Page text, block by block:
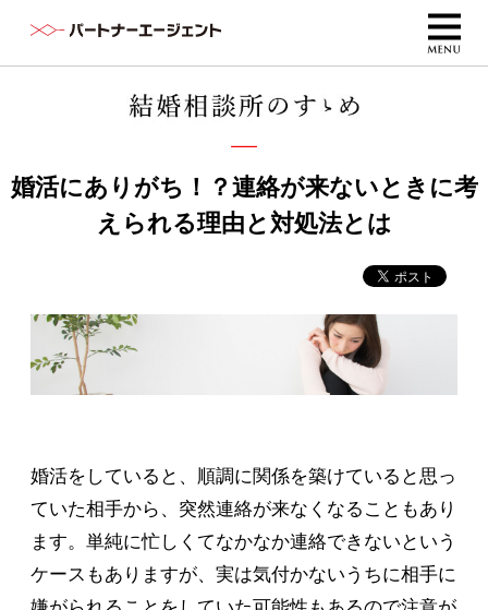
婚活にありがち！？連絡が来ないときに考
えられる理由と対処法とは
婚活をしていると、順調に関係を築けていると思っ
ていた相手から、突然連絡が来なくなることもあり
ます。単純に忙しくてなかなか連絡できないという
ケースもありますが、実は気付かないうちに相手に